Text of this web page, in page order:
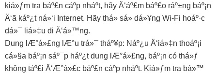
kiá»ƒm tra báº£n cáº­p nháº­t, hãy Ä‘áº£m báº£o ráº±ng báº¡n
Ä‘ã káº¿t ná»‘i Internet. Hãy thá»­ sá»­ dá»¥ng Wi-Fi hoáº·c
dá»¯ liá»‡u di Ä‘á»™ng.
Dung lÆ°á»£ng lÆ°u trá»¯ tháº¥p: Náº¿u Ä‘iá»‡n thoáº¡i
cá»§a báº¡n sáº¯p háº¿t dung lÆ°á»£ng, báº¡n có thá»ƒ
không táº£i Ä‘Æ°á»£c báº£n cáº­p nháº­t. Kiá»ƒm tra bá»™